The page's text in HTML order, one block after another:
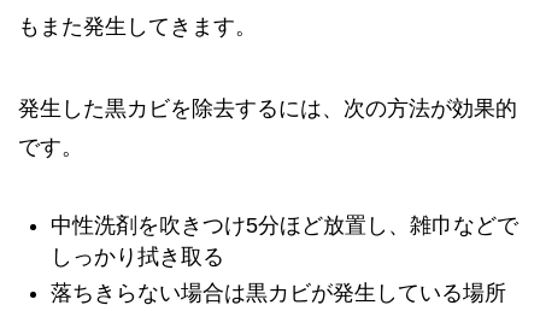
もまた発生してきます。
発生した黒カビを除去するには、次の方法が効果的
です。
中性洗剤を吹きつけ5分ほど放置し、雑巾などで
しっかり拭き取る
落ちきらない場合は黒カビが発生している場所